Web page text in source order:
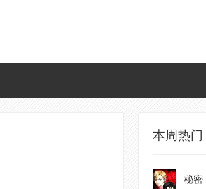
本周热门
秘密